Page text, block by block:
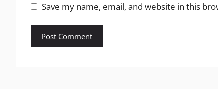
Save my name, email, and website in this